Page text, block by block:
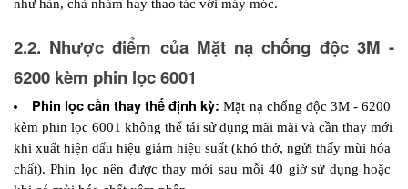
như hàn, chà nhám hay thao tác với máy móc.
2.2. Nhược điểm của Mặt nạ chống độc 3M -
6200 kèm phin lọc 6001
Phin lọc cần thay thế định kỳ: Mặt nạ chống độc 3M - 6200
kèm phin lọc 6001 không thể tái sử dụng mãi mãi và cần thay mới
khi xuất hiện dấu hiệu giảm hiệu suất (khó thở, ngửi thấy mùi hóa
chất). Phin lọc nên được thay mới sau mỗi 40 giờ sử dụng hoặc